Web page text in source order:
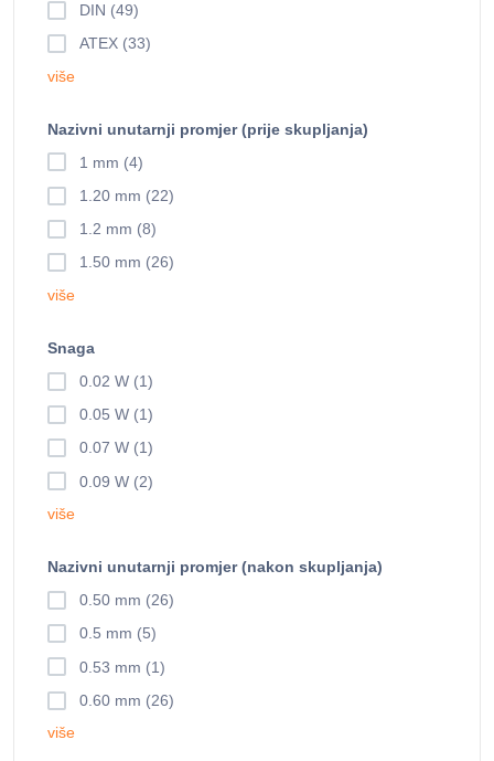
DIN (49)
ATEX (33)
više
Nazivni unutarnji promjer (prije skupljanja)
1 mm (4)
1.20 mm (22)
1.2 mm (8)
1.50 mm (26)
više
Snaga
0.02 W (1)
0.05 W (1)
0.07 W (1)
0.09 W (2)
više
Nazivni unutarnji promjer (nakon skupljanja)
0.50 mm (26)
0.5 mm (5)
0.53 mm (1)
0.60 mm (26)
više